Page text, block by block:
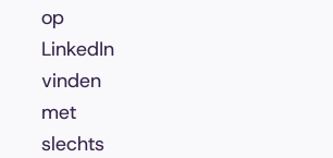
op
LinkedIn
vinden
met
slechts